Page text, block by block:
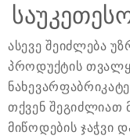
ასევე შეიძლება
პროდუქტის
თქვენ
მიწოდების ჯაჭვი